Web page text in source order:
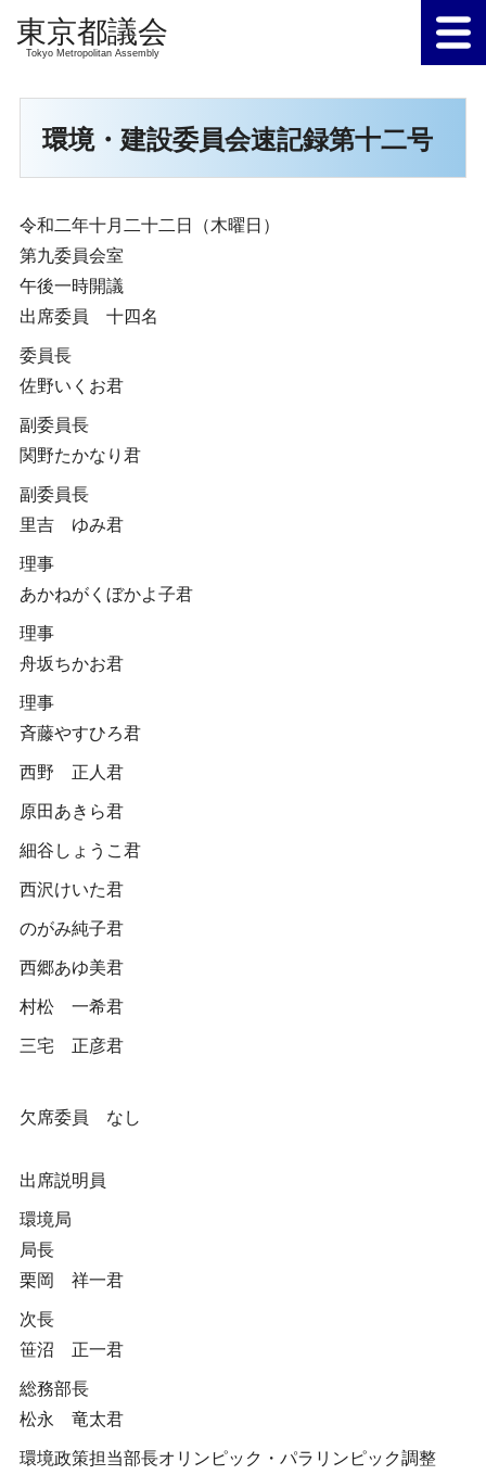
Tokyo Metropolitan Assembly
環境・建設委員会速記録第十二号
令和二年十月二十二日（木曜日）
第九委員会室
午後一時開議
出席委員 十四名
委員長
佐野いくお君
副委員長
関野たかなり君
副委員長
里吉 ゆみ君
理事
あかねがくぼかよ子君
理事
舟坂ちかお君
理事
斉藤やすひろ君
西野 正人君
原田あきら君
細谷しょうこ君
西沢けいた君
のがみ純子君
西郷あゆ美君
村松 一希君
三宅 正彦君
欠席委員 なし
出席説明員
環境局
局長
栗岡 祥一君
次長
笹沼 正一君
総務部長
松永 竜太君
環境政策担当部長オリンピック・パラリンピック調整